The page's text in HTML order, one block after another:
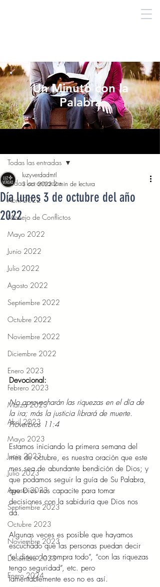
Un Minuto con la
Palabra
Todas las entradas
Abril 2022
Manejo de Conflictos
Mayo 2022
Junio 2022
Julio 2022
Agosto 2022
Septiembre 2022
Octubre 2022
Noviembre 2022
Diciembre 2022
Enero 2023
Febrero 2023
Marzo 2023
Abril 2023
Mayo 2023
Junio 2023
Julio 2023
Agosto 2023
Septiembre 2023
Octubre 2023
Noviembre 2023
Diciembre 2023
Enero 2024
Todas las entradas
Día lunes 3 de octubre del año
2022
luzyverdadmtl
3 oct 2022 2 min de lectura
Devocional:
No aprovecharán las riquezas en el día de
la ira; más la justicia librará de muerte.
Proverbios 11:4
Estamos iniciando la primera semana del
mes de octubre, es nuestra oración que este
mes sea de abundante bendición de Dios; y
que podamos seguir la guía de Su Palabra,
que Dios nos capacite para tomar
decisiones con la sabiduría que Dios nos
da.
Algunas veces es posible que hayamos
escuchado que las personas puedan decir
“el dinero lo compra todo”, “con las riquezas
tengo seguridad”, etc. pero
lamentablemente eso no es así.